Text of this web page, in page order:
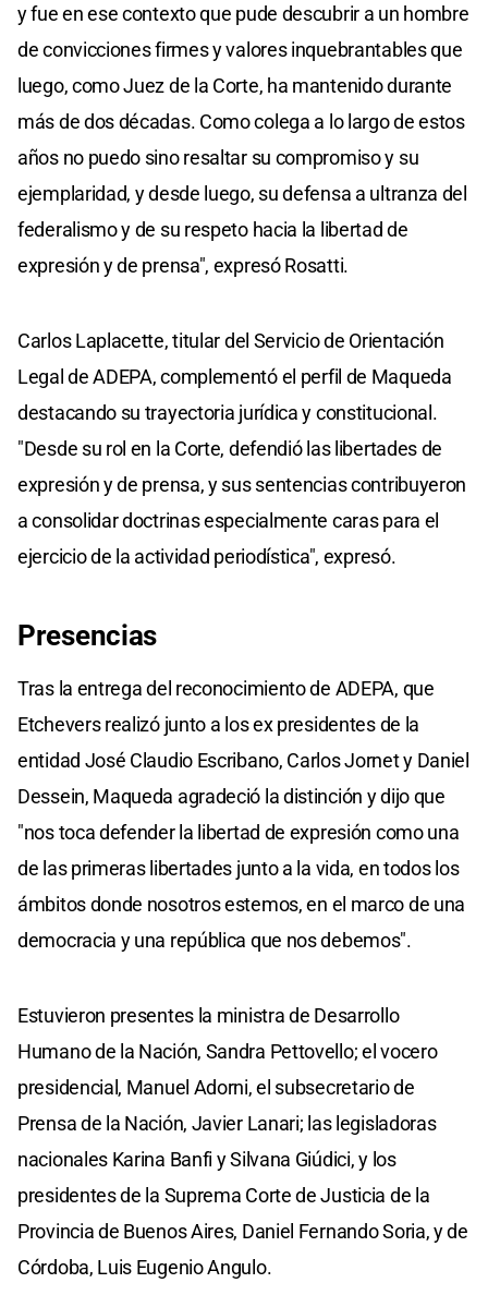
y fue en ese contexto que pude descubrir a un hombre
de convicciones firmes y valores inquebrantables que
luego, como Juez de la Corte, ha mantenido durante
más de dos décadas. Como colega a lo largo de estos
años no puedo sino resaltar su compromiso y su
ejemplaridad, y desde luego, su defensa a ultranza del
federalismo y de su respeto hacia la libertad de
expresión y de prensa", expresó Rosatti.
Carlos Laplacette, titular del Servicio de Orientación
Legal de ADEPA, complementó el perfil de Maqueda
destacando su trayectoria jurídica y constitucional.
"Desde su rol en la Corte, defendió las libertades de
expresión y de prensa, y sus sentencias contribuyeron
a consolidar doctrinas especialmente caras para el
ejercicio de la actividad periodística", expresó.
Presencias
Tras la entrega del reconocimiento de ADEPA, que
Etchevers realizó junto a los ex presidentes de la
entidad José Claudio Escribano, Carlos Jornet y Daniel
Dessein, Maqueda agradeció la distinción y dijo que
"nos toca defender la libertad de expresión como una
de las primeras libertades junto a la vida, en todos los
ámbitos donde nosotros estemos, en el marco de una
democracia y una república que nos debemos".
Estuvieron presentes la ministra de Desarrollo
Humano de la Nación, Sandra Pettovello; el vocero
presidencial, Manuel Adorni, el subsecretario de
Prensa de la Nación, Javier Lanari; las legisladoras
nacionales Karina Banfi y Silvana Giúdici, y los
presidentes de la Suprema Corte de Justicia de la
Provincia de Buenos Aires, Daniel Fernando Soria, y de
Córdoba, Luis Eugenio Angulo.